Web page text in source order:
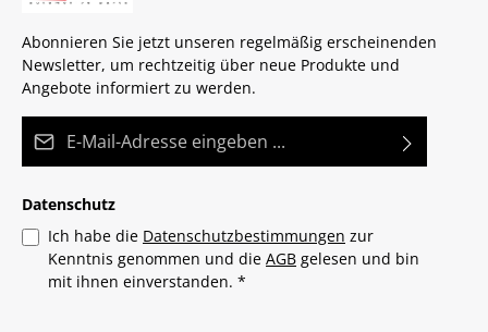
Abonnieren Sie jetzt unseren regelmäßig erscheinenden
Newsletter, um rechtzeitig über neue Produkte und
Angebote informiert zu werden.
Datenschutz
Ich habe die Datenschutzbestimmungen zur
Kenntnis genommen und die AGB gelesen und bin
mit ihnen einverstanden. *